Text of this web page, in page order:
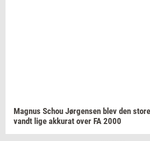
Magnus Schou Jør­gen­sen blev den
vandt lige ak­ku­rat over FA 2000